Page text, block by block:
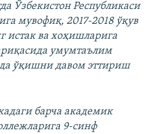
Ўзбекистон Республикаси
мувофиқ, 2017-2018 ўқув
истак ва хоҳишларига
умумтаълим
ўқишни давом эттириш
барча академик
9-синф